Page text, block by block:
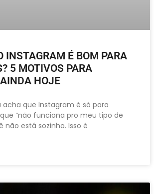
INSTAGRAM É BOM PARA
5 MOTIVOS PARA
HOJE
acha que Instagram é só para
“não funciona pro meu tipo de
não está sozinho. Isso é